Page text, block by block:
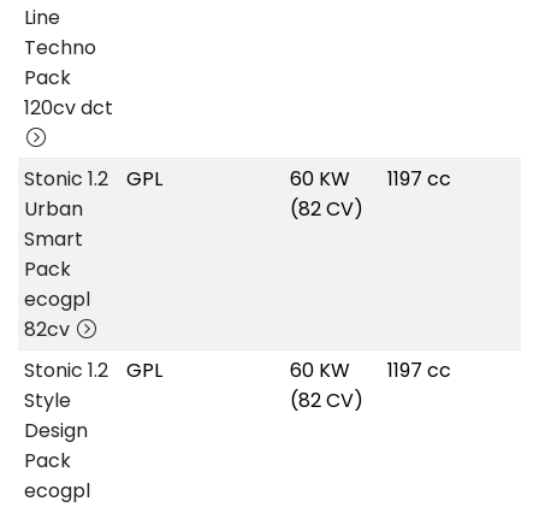
Line
Techno
Pack
120cv dct
Stonic 1.2
Urban
Smart
Pack
ecogpl
82cv
GPL
60 KW
(82 CV)
1197 cc
Stonic 1.2
Style
Design
Pack
ecogpl
GPL
60 KW
(82 CV)
1197 cc